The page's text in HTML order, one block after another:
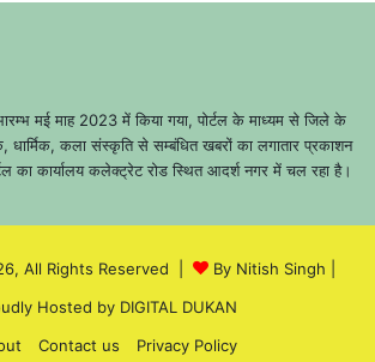
मई माह 2023 में किया गया, पोर्टल के माध्यम से जिले के
धार्मिक, कला संस्कृति से सम्बंधित खबरों का लगातार प्रकाशन
का कार्यालय कलेक्ट्रेट रोड स्थित आदर्श नगर में चल रहा है।
All Rights Reserved | By Nitish Singh
Hosted by DIGITAL DUKAN
Contact us Privacy Policy